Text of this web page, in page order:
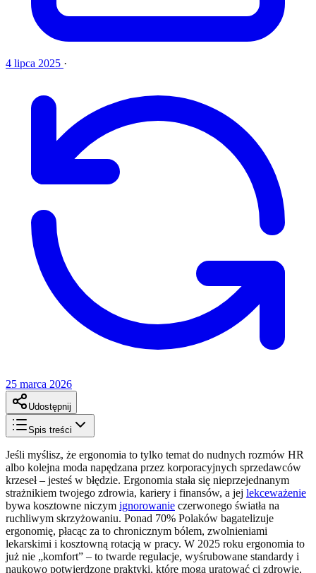
4 lipca 2025 ·
25 marca 2026
Udostępnij
Spis treści
Jeśli myślisz, że ergonomia to tylko temat do nudnych rozmów HR
albo kolejna moda napędzana przez korporacyjnych sprzedawców
krzeseł – jesteś w błędzie. Ergonomia stała się nieprzejednanym
strażnikiem twojego zdrowia, kariery i finansów, a jej lekceważenie
bywa kosztowne niczym ignorowanie czerwonego światła na
ruchliwym skrzyżowaniu. Ponad 70% Polaków bagatelizuje
ergonomię, płacąc za to chronicznym bólem, zwolnieniami
lekarskimi i kosztowną rotacją w pracy. W 2025 roku ergonomia to
już nie „komfort” – to twarde regulacje, wyśrubowane standardy i
naukowo potwierdzone praktyki, które mogą uratować ci zdrowie,